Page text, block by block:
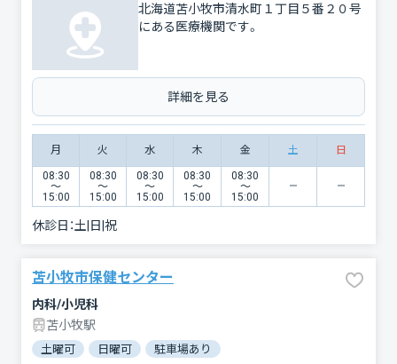
北海道苫小牧市清水町１丁目５番２０号
にある医療機関です。
詳細を見る
月 火 水 木 金 土 日
08:30
〜
15:00
08:30
〜
15:00
08:30
〜
15:00
08:30
〜
15:00
08:30
〜
15:00
休診日：土|日|祝
苫小牧市保健センター
内科/小児科
苫小牧駅
土曜可 日曜可 駐車場あり